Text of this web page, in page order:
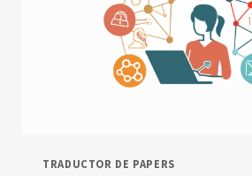
OPORTUNIDADES
TRADUCTOR DE PAPERS